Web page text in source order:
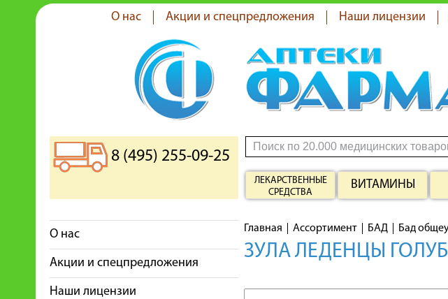
О нас Акции и спецпредложения Наши лицензии
8 (495) 255-09-25
ЛЕКАРСТВЕННЫЕ
СРЕДСТВА
ВИТАМИНЫ
О нас
Акции и спецпредложения
Наши лицензии
Главная Ассортимент БАД Бад
ЗУЛА ЛЕДЕНЦЫ